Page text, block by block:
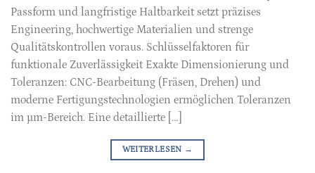
Passform und langfristige Haltbarkeit setzt präzises
Engineering, hochwertige Materialien und strenge
Qualitätskontrollen voraus. Schlüsselfaktoren für
funktionale Zuverlässigkeit Exakte Dimensionierung und
Toleranzen: CNC-Bearbeitung (Fräsen, Drehen) und
moderne Fertigungstechnologien ermöglichen Toleranzen
im µm-Bereich. Eine detaillierte […]
WEITERLESEN →